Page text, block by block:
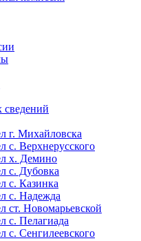
сведений
г. Михайловска
с. Верхнерусского
х. Демино
с. Дубовка
с. Казинка
с. Надежда
ст. Новомарьевской
с. Пелагиада
с. Сенгилеевского